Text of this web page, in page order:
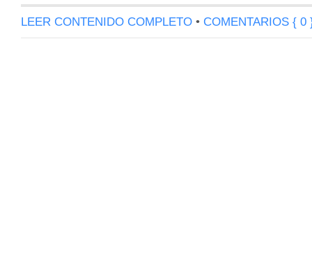
LEER CONTENIDO COMPLETO • COMENTARIOS { 0